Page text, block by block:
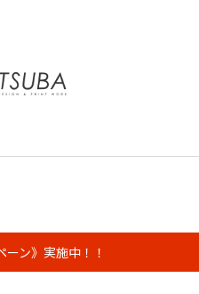
ーン》実施中！！